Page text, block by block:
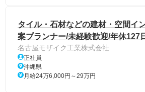
タイル・石材などの建材・空間イ
案プランナー/未経験歓迎/年休127
名古屋モザイク工業株式会社
正社員
沖縄県
月給24万6,000円～29万円